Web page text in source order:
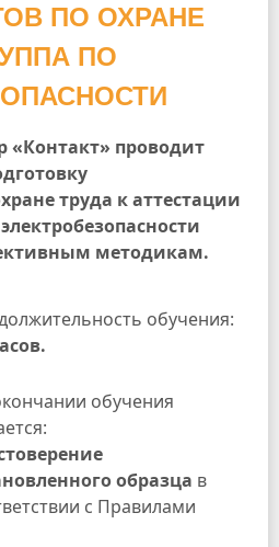
ПО ОХРАНЕ
ПО
«Контакт» проводит
труда к аттестации
методикам.
обучения:
обучения
образца в
с Правилами